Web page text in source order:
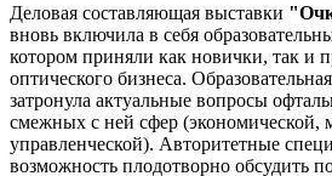
Деловая составляющая выставки
вновь включила в себя
котором приняли как новички, так и
оптического бизнеса.
затронула актуальные вопросы
смежных с ней сфер (экономической,
управленческой). Авторитетные
возможность плодотворно обсудить